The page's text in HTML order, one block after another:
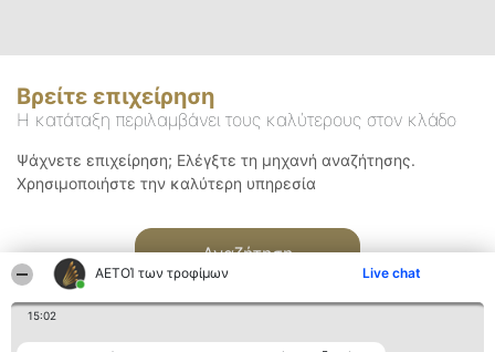
ΑΕΤΟΊ των τροφίμων Live chat
15:02
Βρείτε επιχείρηση
Η κατάταξη περιλαμβάνει τους καλύτερους στον κλάδο
Ψάχνετε επιχείρηση; Ελέγξτε τη μηχανή αναζήτησης.
Χρησιμοποιήστε την καλύτερη υπηρεσία
Αναζήτηση